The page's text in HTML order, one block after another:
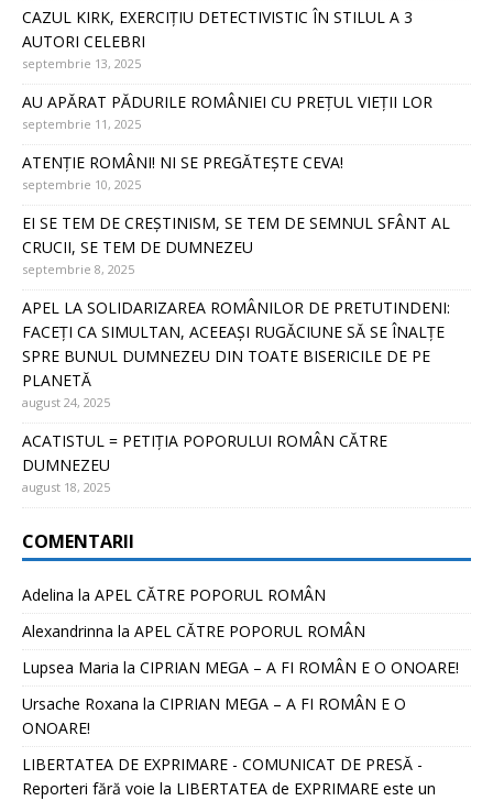
CAZUL KIRK, EXERCIȚIU DETECTIVISTIC ÎN STILUL A 3
AUTORI CELEBRI
septembrie 13, 2025
AU APĂRAT PĂDURILE ROMÂNIEI CU PREȚUL VIEȚII LOR
septembrie 11, 2025
ATENȚIE ROMÂNI! NI SE PREGĂTEȘTE CEVA!
septembrie 10, 2025
EI SE TEM DE CREȘTINISM, SE TEM DE SEMNUL SFÂNT AL
CRUCII, SE TEM DE DUMNEZEU
septembrie 8, 2025
APEL LA SOLIDARIZAREA ROMÂNILOR DE PRETUTINDENI:
FACEȚI CA SIMULTAN, ACEEAȘI RUGĂCIUNE SĂ SE ÎNALȚE
SPRE BUNUL DUMNEZEU DIN TOATE BISERICILE DE PE
PLANETĂ
august 24, 2025
ACATISTUL = PETIȚIA POPORULUI ROMÂN CĂTRE
DUMNEZEU
august 18, 2025
COMENTARII
Adelina la APEL CĂTRE POPORUL ROMÂN
Alexandrinna la APEL CĂTRE POPORUL ROMÂN
Lupsea Maria la CIPRIAN MEGA – A FI ROMÂN E O ONOARE!
Ursache Roxana la CIPRIAN MEGA – A FI ROMÂN E O
ONOARE!
LIBERTATEA DE EXPRIMARE - COMUNICAT DE PRESĂ -
Reporteri fără voie la LIBERTATEA de EXPRIMARE este un